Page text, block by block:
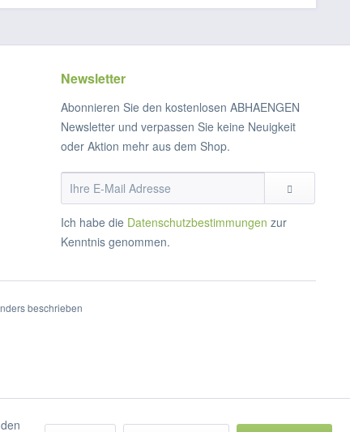
Newsletter
Abonnieren Sie den kostenlosen ABHAENGEN
Newsletter und verpassen Sie keine Neuigkeit
oder Aktion mehr aus dem Shop.
Ich habe die Datenschutzbestimmungen zur
Kenntnis genommen.
beschrieben